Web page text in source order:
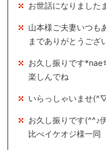
お世話になりました
山本様ご夫妻いつも
までありがとうござ
お久し振りです*nae
楽しんでね
いらっしゃいませ
お久し振りです(^^♪
比べイケオジ様一同